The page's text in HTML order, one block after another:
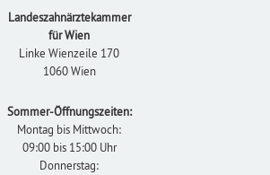
Landeszahnärztekammer
für Wien
Linke Wienzeile 170
1060 Wien
Sommer-Öffnungszeiten:
Montag bis Mittwoch:
09:00 bis 15:00 Uhr
Donnerstag: